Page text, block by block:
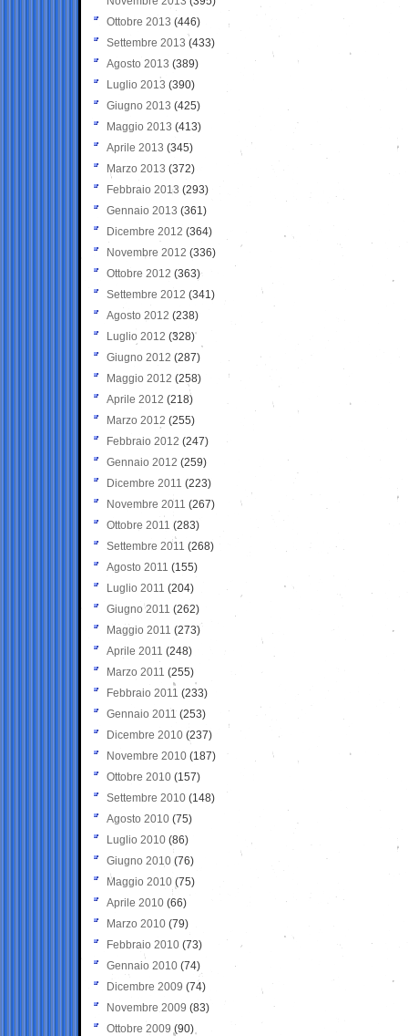
Ottobre 2013 (446)
Settembre 2013 (433)
Agosto 2013 (389)
Luglio 2013 (390)
Giugno 2013 (425)
Maggio 2013 (413)
Aprile 2013 (345)
Marzo 2013 (372)
Febbraio 2013 (293)
Gennaio 2013 (361)
Dicembre 2012 (364)
Novembre 2012 (336)
Ottobre 2012 (363)
Settembre 2012 (341)
Agosto 2012 (238)
Luglio 2012 (328)
Giugno 2012 (287)
Maggio 2012 (258)
Aprile 2012 (218)
Marzo 2012 (255)
Febbraio 2012 (247)
Gennaio 2012 (259)
Dicembre 2011 (223)
Novembre 2011 (267)
Ottobre 2011 (283)
Settembre 2011 (268)
Agosto 2011 (155)
Luglio 2011 (204)
Giugno 2011 (262)
Maggio 2011 (273)
Aprile 2011 (248)
Marzo 2011 (255)
Febbraio 2011 (233)
Gennaio 2011 (253)
Dicembre 2010 (237)
Novembre 2010 (187)
Ottobre 2010 (157)
Settembre 2010 (148)
Agosto 2010 (75)
Luglio 2010 (86)
Giugno 2010 (76)
Maggio 2010 (75)
Aprile 2010 (66)
Marzo 2010 (79)
Febbraio 2010 (73)
Gennaio 2010 (74)
Dicembre 2009 (74)
Novembre 2009 (83)
Ottobre 2009 (90)